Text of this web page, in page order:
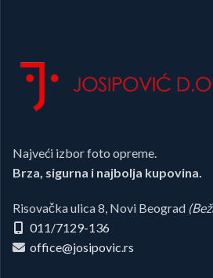
Najveći izbor foto opreme.
Brza, sigurna i najbolja kupovina.
Risovačka ulica 8, Novi Beograd
011/7129-136
office@josipovic.rs